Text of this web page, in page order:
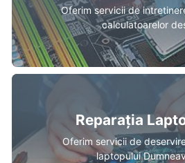
Oferim servicii de
calculatoarelor
Reparația
Oferim servicii de
laptopului